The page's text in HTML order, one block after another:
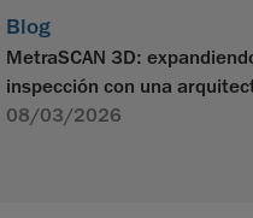
Blog
MetraSCAN 3D:
inspección con una
08/03/2026